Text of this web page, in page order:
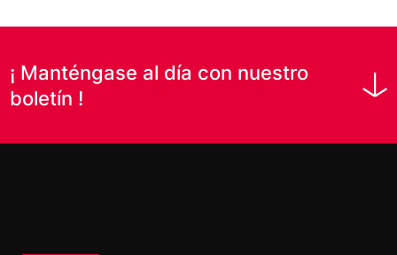
¡ Manténgase al día con nuestro
boletín !